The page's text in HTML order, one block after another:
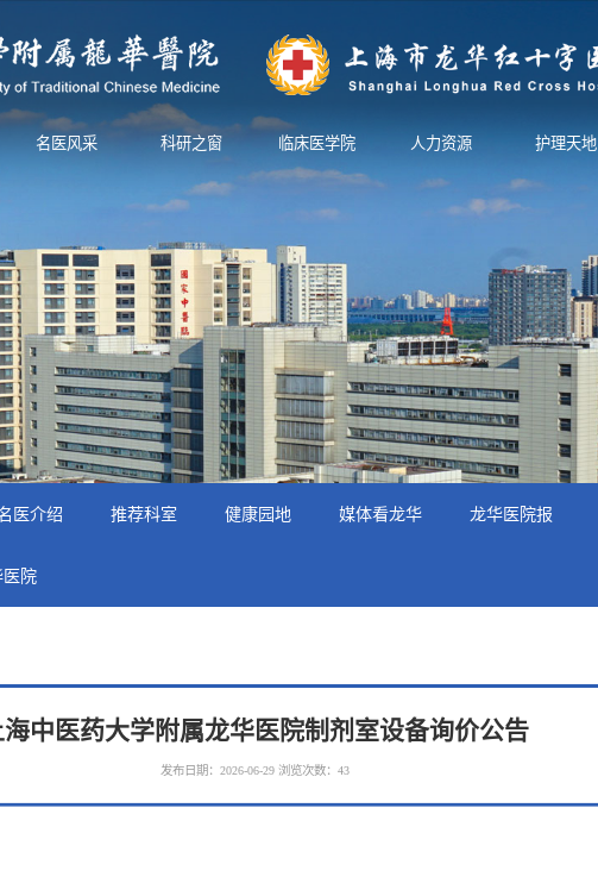
名医风采 科研之窗 临床医学院 人力资源 护理天地
医介绍 推荐科室 健康园地 媒体看龙华 龙华医院报
医院
海中医药大学附属龙华医院制剂室设备询价公告
发布日期：2026-06-29 浏览次数： 43